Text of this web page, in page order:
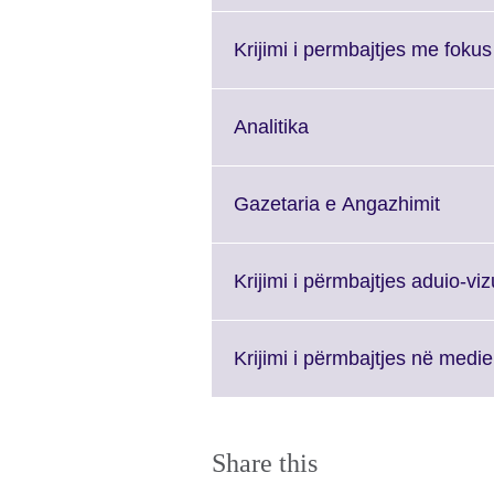
Krijimi i permbajtjes me
Analitika
More
Gazetaria e AngazhimitClick
More
Krijimi i përmbajtjes aduio-
Krijimi i
Share this